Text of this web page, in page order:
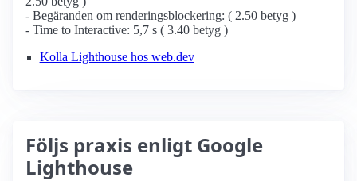
- Begäranden om renderingsblockering: ( 2.50 betyg )
- Time to Interactive: 5,7 s ( 3.40 betyg )
Kolla Lighthouse hos web.dev
Följs praxis enligt Google
Lighthouse